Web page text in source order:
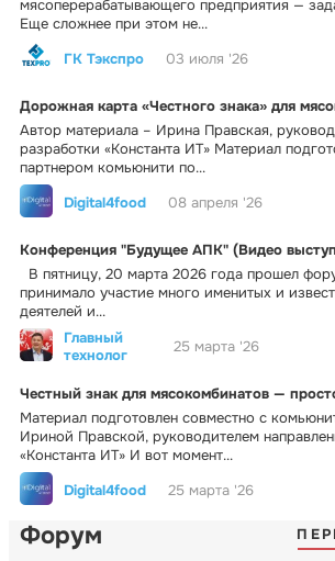
мясоперерабатывающего предприятия —
Еще сложнее при этом не...
ГК Тэкспро
03 июля '26
Дорожная карта «Честного знака» для
Автор материала – Ирина Правская,
разработки «Константа ИТ» Материал
партнером комьюнити по...
Digital4food
08 апреля '26
Конференция "Будущее АПК" (Видео
В пятницу, 20 марта 2026 года прошел
принимало участие много именитых и
деятелей и...
Главный
технолог
25 марта '26
Честный знак для мясокомбинатов —
Материал подготовлен совместно с
Ириной Правской, руководителем
«Константа ИТ» И вот момент...
Digital4food
25 марта '26
Форум